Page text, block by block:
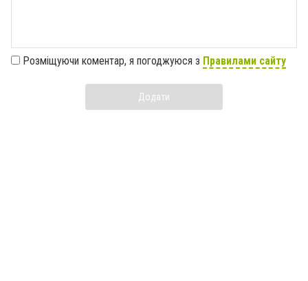
Розміщуючи коментар, я погоджуюся з Правилами сайту
Додати